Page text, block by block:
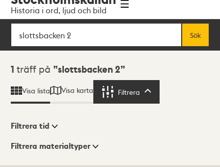
navigationen
huvudinnehållet
Historia i ord, ljud och bild
Sök
Sök
Sökresultat
1 träff på slottsbacken 2
Visa lista Visa karta Filtrera
Visningsläge
Filtrera tid
Filtrera materialtyper